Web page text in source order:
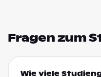
Fragen zum
Wie viele